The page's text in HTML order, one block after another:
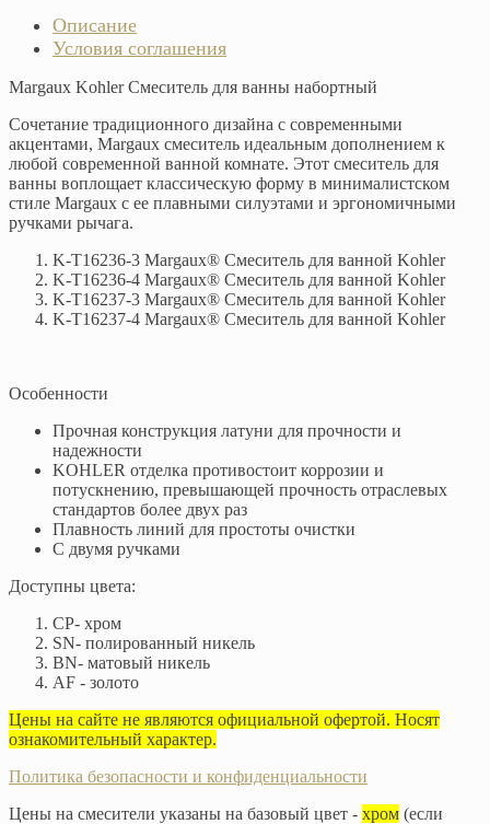
Описание
Условия соглашения
Margaux Kohler Смеситель для ванны набортный
Сочетание традиционного дизайна с современными
акцентами, Margaux смеситель идеальным дополнением к
любой современной ванной комнате. Этот смеситель для
ванны воплощает классическую форму в минималистском
стиле Margaux с ее плавными силуэтами и эргономичными
ручками рычага.
K-T16236-3 Margaux® Смеситель для ванной Kohler
K-T16236-4 Margaux® Смеситель для ванной Kohler
K-T16237-3 Margaux® Смеситель для ванной Kohler
K-T16237-4 Margaux® Смеситель для ванной Kohler
Особенности
Прочная конструкция латуни для прочности и
надежности
KOHLER отделка противостоит коррозии и
потускнению, превышающей прочность отраслевых
стандартов более двух раз
Плавность линий для простоты очистки
С двумя ручками
Доступны цвета:
CP- хром
SN- полированный никель
BN- матовый никель
AF - золото
Цены на сайте не являются официальной офертой. Носят
ознакомительный характер.
Политика безопасности и конфиденциальности
Цены на смесители указаны на базовый цвет - хром (если